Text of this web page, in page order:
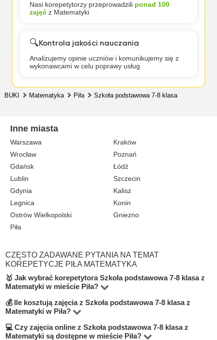
Nasi korepetytorzy przeprowadzili ponad 100
zajęćz Matematyki
🔍Kontrola jakości nauczania
Analizujemy opinie uczniów i komunikujemy się z
wykonawcami w celu poprawy usług
BUKI Matematyka Piła Szkoła podstawowa 7-8 klasa
Inne miasta
Warszawa
Kraków
Wrocław
Poznań
Gdańsk
Łódź
Lublin
Szczecin
Gdynia
Kalisz
Legnica
Konin
Ostrów Wielkopolski
Gniezno
Piła
CZĘSTO ZADAWANE PYTANIA NA TEMAT
KOREPETYCJE PIŁA MATEMATYKA
🥇 Jak wybrać korepetytora Szkoła podstawowa 7-8 klasa z
Matematyki w mieście Piła?
W kategorie Matematyka na poziomie Szkoła
podstawowa 7-8 klasa w mieście Piła znajduje się 1
korepetytorów. Aby znaleźć najlepszego nauczyciela,
💰 Ile kosztują zajęcia z Szkoła podstawowa 7-8 klasa z
Matematyki w Piła?
Cena indywidualnych zajęć waha się od 50 do 100 zł za
💻 Czy zajęcia online z Szkoła podstawowa 7-8 klasa z
Matematyki są dostępne w mieście Piła?